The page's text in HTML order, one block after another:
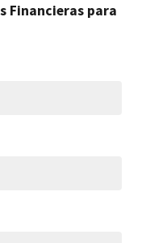
Financieras para